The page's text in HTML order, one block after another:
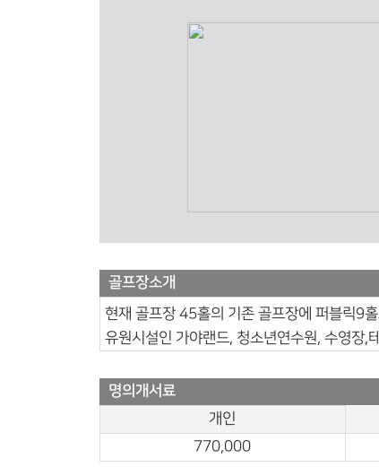
골프장소개
현재 골프장 45홀의 기존 골프장에 퍼블릭9
유원시설인 가야랜드, 청소년연수원, 수영장,
명의개서료
개인
770,000